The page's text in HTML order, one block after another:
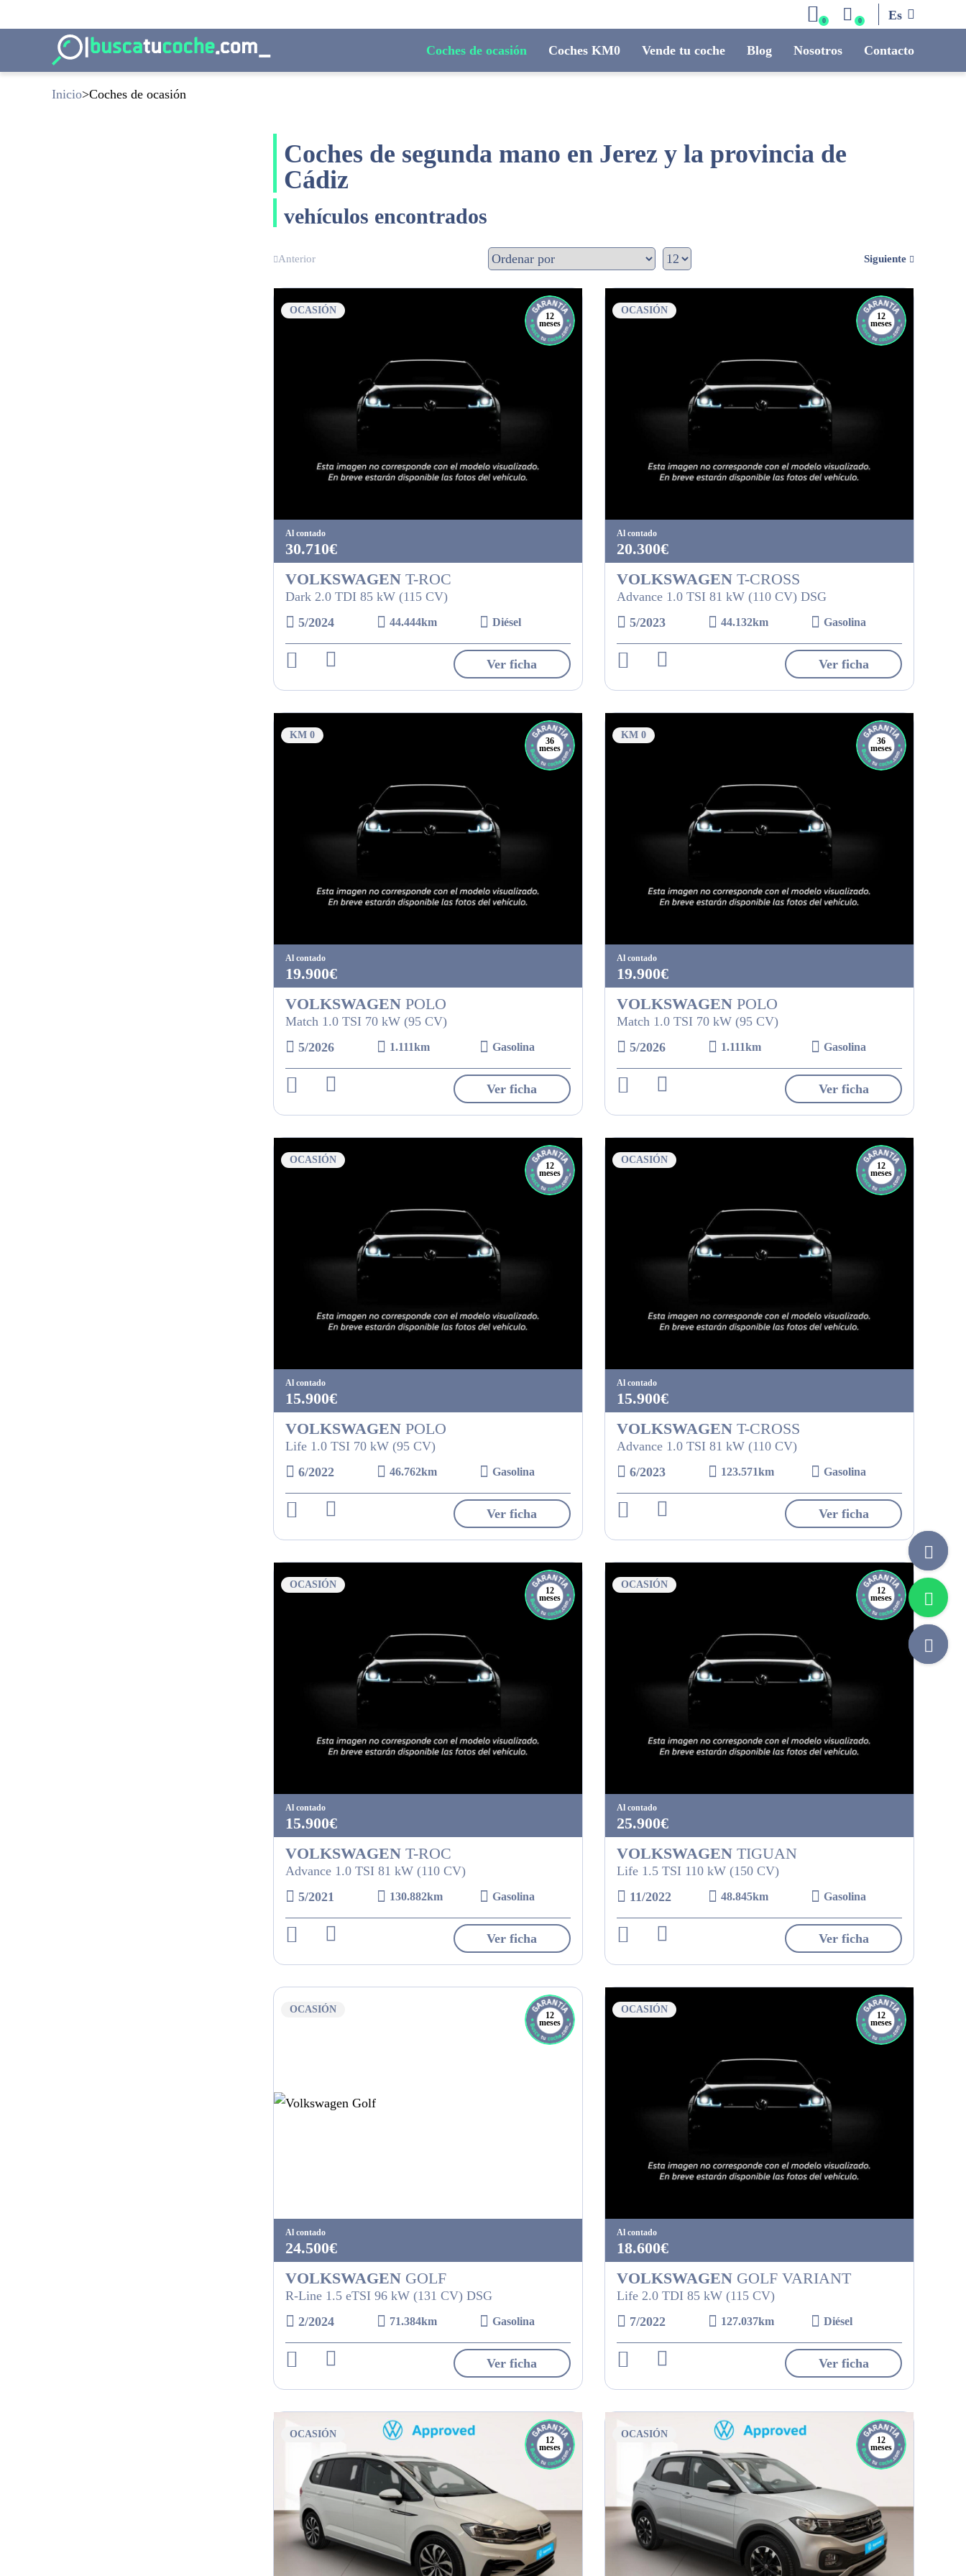
0 0 Es
Coches de ocasión Coches KM0 Vende tu coche Blog Nosotros Contacto
Inicio Coches de ocasión
Coches de segunda mano en Jerez y la provincia de
Cádiz
vehículos encontrados
Anterior Siguiente
OCASIÓN
12
meses
Al contado
30.710€
VOLKSWAGENT-ROC
Dark 2.0 TDI 85 kW (115 CV)
5/2024
44.444km Diésel
Ver ficha
OCASIÓN
12
meses
Al contado
20.300€
VOLKSWAGENT-CROSS
Advance 1.0 TSI 81 kW (110 CV) DSG
5/2023
44.132km Gasolina
Ver ficha
KM 0
36
meses
Al contado
19.900€
VOLKSWAGENPOLO
Match 1.0 TSI 70 kW (95 CV)
5/2026
1.111km Gasolina
Ver ficha
KM 0
36
meses
Al contado
19.900€
VOLKSWAGENPOLO
Match 1.0 TSI 70 kW (95 CV)
5/2026
1.111km Gasolina
Ver ficha
OCASIÓN
12
meses
Al contado
15.900€
VOLKSWAGENPOLO
Life 1.0 TSI 70 kW (95 CV)
6/2022
46.762km Gasolina
Ver ficha
OCASIÓN
12
meses
Al contado
15.900€
VOLKSWAGENT-CROSS
Advance 1.0 TSI 81 kW (110 CV)
6/2023
123.571km Gasolina
Ver ficha
OCASIÓN
12
meses
Al contado
15.900€
VOLKSWAGENT-ROC
Advance 1.0 TSI 81 kW (110 CV)
5/2021
130.882km Gasolina
Ver ficha
OCASIÓN
12
meses
Al contado
25.900€
VOLKSWAGENTIGUAN
Life 1.5 TSI 110 kW (150 CV)
11/2022
48.845km Gasolina
Ver ficha
OCASIÓN
12
meses
Al contado
24.500€
VOLKSWAGENGOLF
R-Line 1.5 eTSI 96 kW (131 CV) DSG
2/2024
71.384km Gasolina
Ver ficha
OCASIÓN
12
meses
Al contado
18.600€
VOLKSWAGENGOLF VARIANT
Life 2.0 TDI 85 kW (115 CV)
7/2022
127.037km Diésel
Ver ficha
OCASIÓN
12
meses
OCASIÓN
12
meses